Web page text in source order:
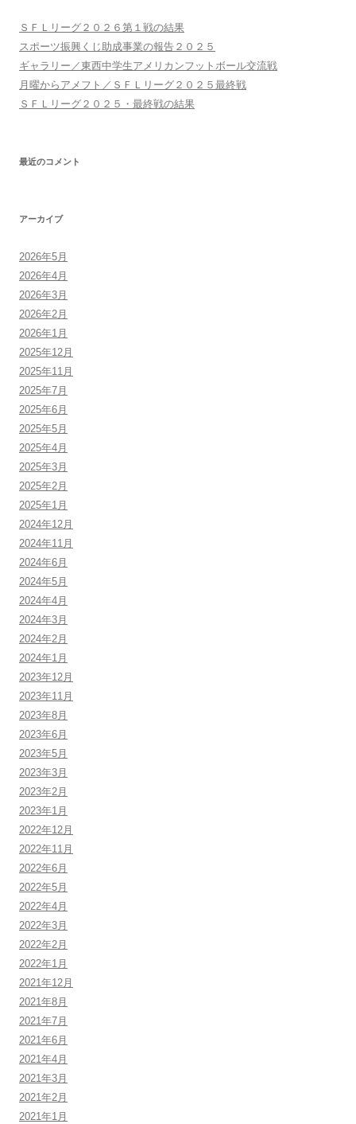
シ
ョ
ン
ＳＦＬリーグ２０２６第１戦の結果
スポーツ振興くじ助成事業の報告２０２５
ギャラリー／東西中学生アメリカンフットボール交流戦
月曜からアメフト／ＳＦＬリーグ２０２５最終戦
ＳＦＬリーグ２０２５・最終戦の結果
最近のコメント
アーカイブ
2026年5月
2026年4月
2026年3月
2026年2月
2026年1月
2025年12月
2025年11月
2025年7月
2025年6月
2025年5月
2025年4月
2025年3月
2025年2月
2025年1月
2024年12月
2024年11月
2024年6月
2024年5月
2024年4月
2024年3月
2024年2月
2024年1月
2023年12月
2023年11月
2023年8月
2023年6月
2023年5月
2023年3月
2023年2月
2023年1月
2022年12月
2022年11月
2022年6月
2022年5月
2022年4月
2022年3月
2022年2月
2022年1月
2021年12月
2021年8月
2021年7月
2021年6月
2021年4月
2021年3月
2021年2月
2021年1月